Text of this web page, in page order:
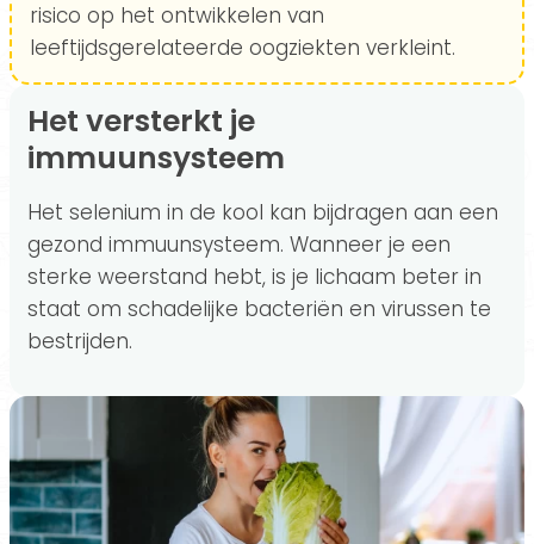
risico op het ontwikkelen van
leeftijdsgerelateerde oogziekten verkleint.
Het versterkt je
immuunsysteem
Het selenium in de kool kan bijdragen aan een
gezond immuunsysteem. Wanneer je een
sterke weerstand hebt, is je lichaam beter in
staat om schadelijke bacteriën en virussen te
bestrijden.